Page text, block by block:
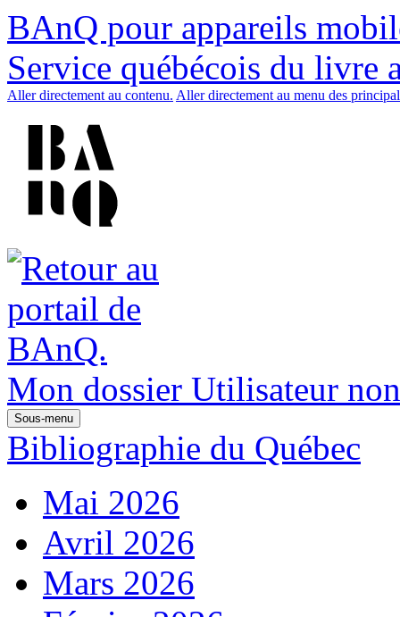
BAnQ pour appareils
Service québécois du livre
Aller directement au contenu. Aller directement au menu des
Mon dossier Utilisateur
Sous-menu
Bibliographie du Québec
Mai 2026
Avril 2026
Mars 2026